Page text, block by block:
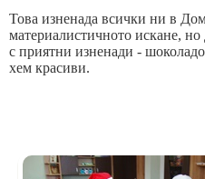
Това изненада всички ни в
материалистичното искане,
с приятни изненади -
хем красиви.